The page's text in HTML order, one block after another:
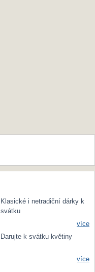
Klasické i netradiční dárky k
svátku
více
Darujte k svátku květiny
více